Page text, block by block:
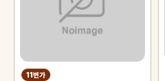
11번가